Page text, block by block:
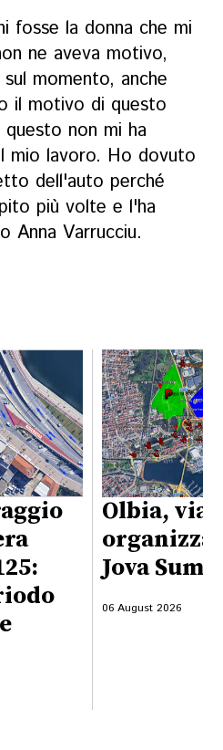
fosse la donna che mi
ne aveva motivo,
momento, anche
il motivo di questo
non mi ha
mio lavoro. Ho dovuto
dell'auto perché
più volte e l'ha
Anna Varrucciu.
Olbia,
Jova
06 August 2026